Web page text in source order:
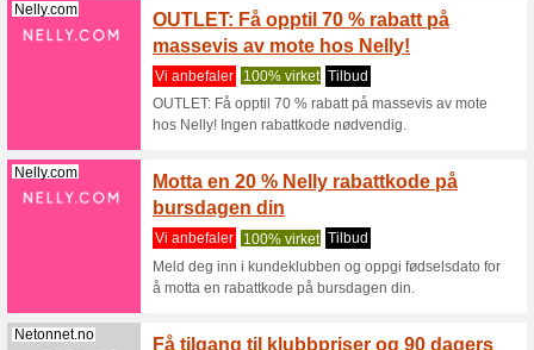
Velg din
resten
Miinto.no
499 kr